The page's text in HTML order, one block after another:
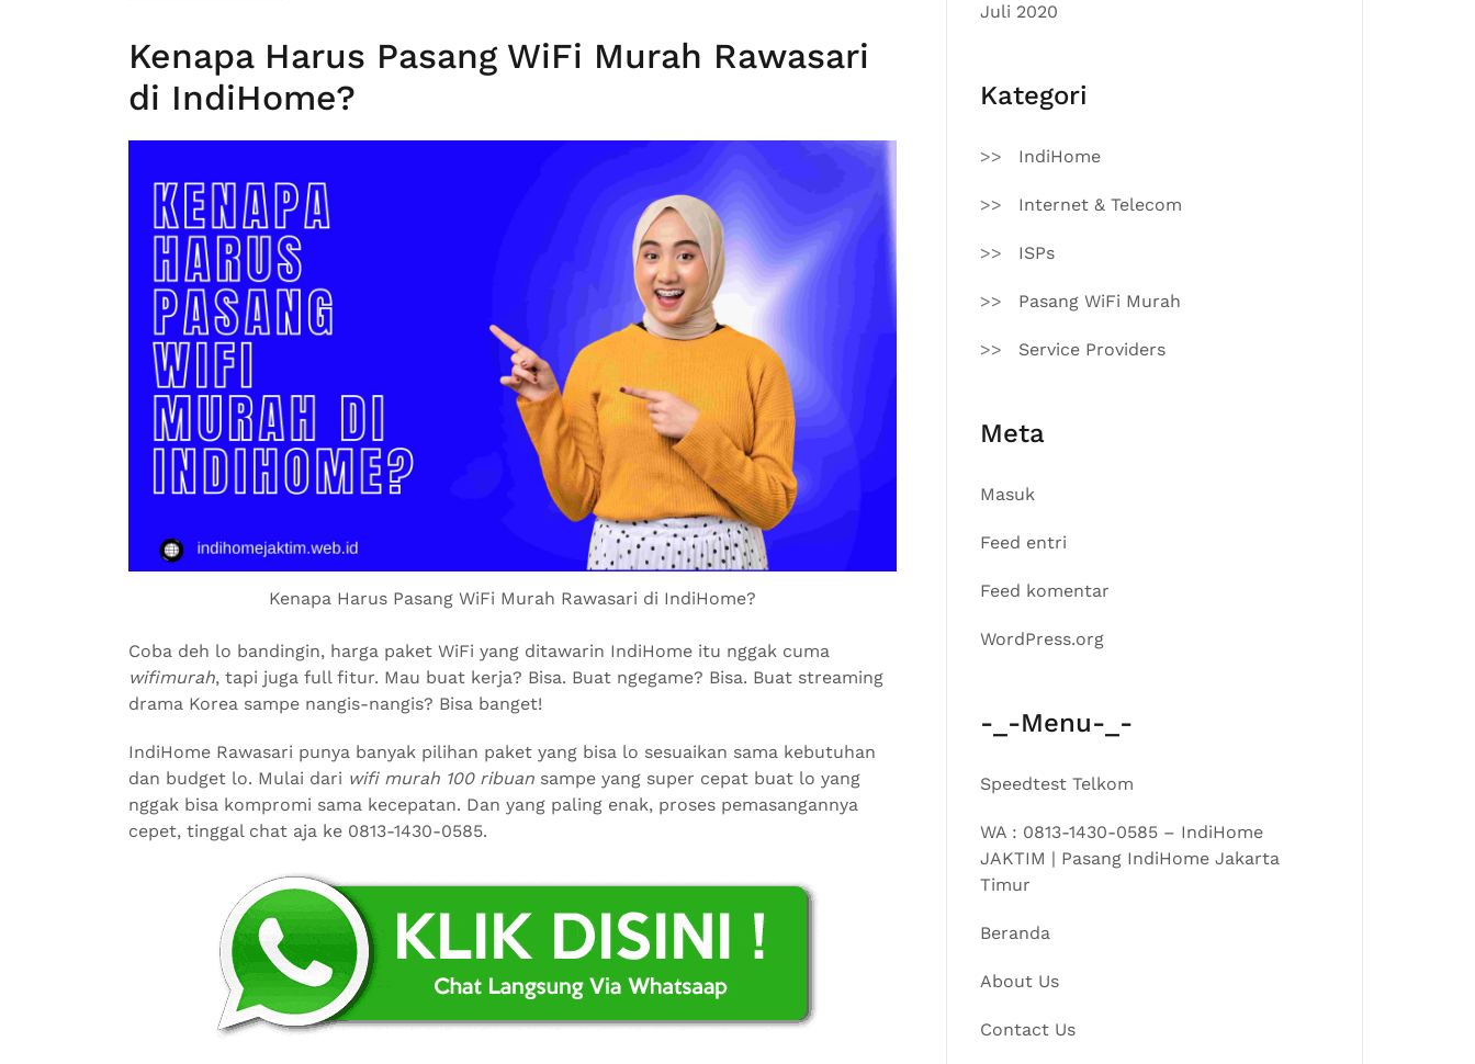
Kenapa Harus Pasang WiFi Murah Rawasari
di IndiHome?
Kenapa Harus Pasang WiFi Murah Rawasari di IndiHome?
Coba deh lo bandingin, harga paket WiFi yang ditawarin IndiHome itu nggak cuma
wifimurah, tapi juga full fitur. Mau buat kerja? Bisa. Buat ngegame? Bisa. Buat streaming
drama Korea sampe nangis-nangis? Bisa banget!
IndiHome Rawasari punya banyak pilihan paket yang bisa lo sesuaikan sama kebutuhan
dan budget lo. Mulai dari wifi murah 100 ribuan sampe yang super cepat buat lo yang
nggak bisa kompromi sama kecepatan. Dan yang paling enak, proses pemasangannya
cepet, tinggal chat aja ke 0813-1430-0585.
Juli 2020
Kategori
IndiHome
Internet & Telecom
ISPs
Pasang WiFi Murah
Service Providers
Meta
Masuk
Feed entri
Feed komentar
WordPress.org
-_-Menu-_-
Speedtest Telkom
WA : 0813-1430-0585 – IndiHome
JAKTIM | Pasang IndiHome Jakarta
Timur
Beranda
About Us
Contact Us